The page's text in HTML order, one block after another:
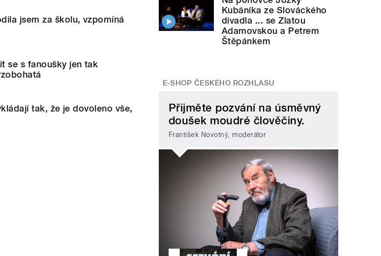
jsem za školu, vzpomíná
se s fanoušky jen tak
tak, že je dovoleno vše,
Kubáníka ze Slováckého
divadla ... se Zlatou
Adamovskou a Petrem
Štěpánkem
E-SHOP ČESKÉHO ROZHLASU
Přijměte pozvání na úsměvný
doušek moudré člověčiny.
František Novotný, moderátor